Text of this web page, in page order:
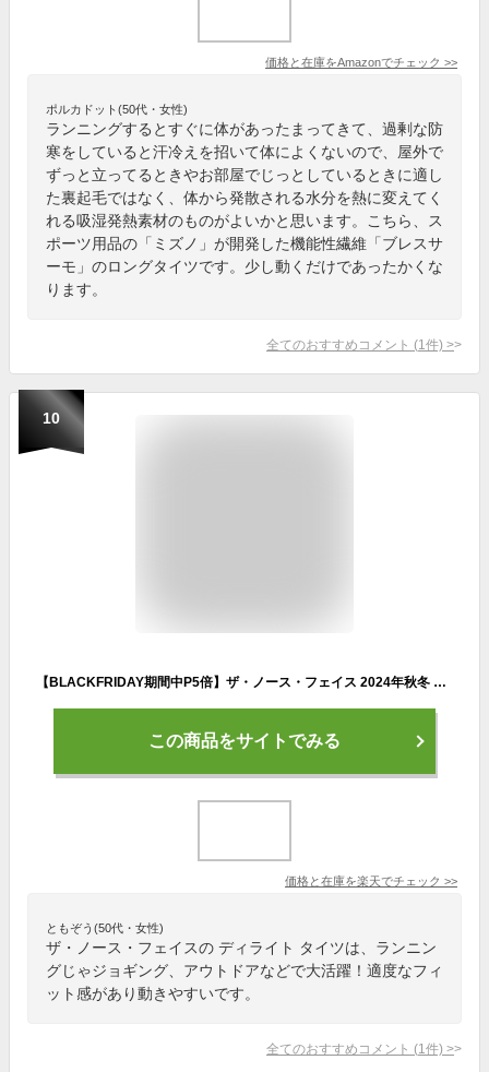
価格と在庫をAmazonでチェック >>
ポルカドット(50代・女性)
ランニングするとすぐに体があったまってきて、過剰な防
寒をしていると汗冷えを招いて体によくないので、屋外で
ずっと立ってるときやお部屋でじっとしているときに適し
た裏起毛ではなく、体から発散される水分を熱に変えてく
れる吸湿発熱素材のものがよいかと思います。こちら、ス
ポーツ用品の「ミズノ」が開発した機能性繊維「ブレスサ
ーモ」のロングタイツです。少し動くだけであったかくな
ります。
全てのおすすめコメント (1 件) >
10
【BLACKFRIDAY期間中P5倍】ザ・ノース・フェイス 2024年秋冬 ディライト タイツ レディース NBW32481 K MS SB TD ウィメンズ ランニング ジョギング アウトドア スポーツ スパッツ
この商品をサイトでみる
価格と在庫を楽天でチェック >>
ともぞう(50代・女性)
ザ・ノース・フェイスの ディライト タイツは、ランニン
グじゃジョギング、アウトドアなどで大活躍！適度なフィ
ット感があり動きやすいです。
全てのおすすめコメント (1 件) >